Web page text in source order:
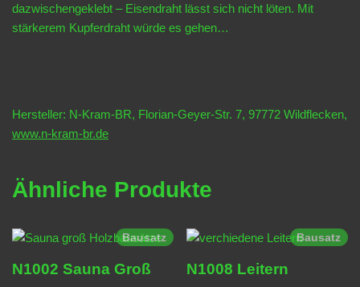
dazwischengeklebt – Eisendraht lässt sich nicht löten. Mit
stärkerem Kupferdraht würde es gehen…
Hersteller: N-Kram-BR, Florian-Geyer-Str. 7, 97772 Wildflecken,
www.n-kram-br.de
Ähnliche Produkte
Bausatz
N1002 Sauna Groß
Bausatz
N1008 Leitern